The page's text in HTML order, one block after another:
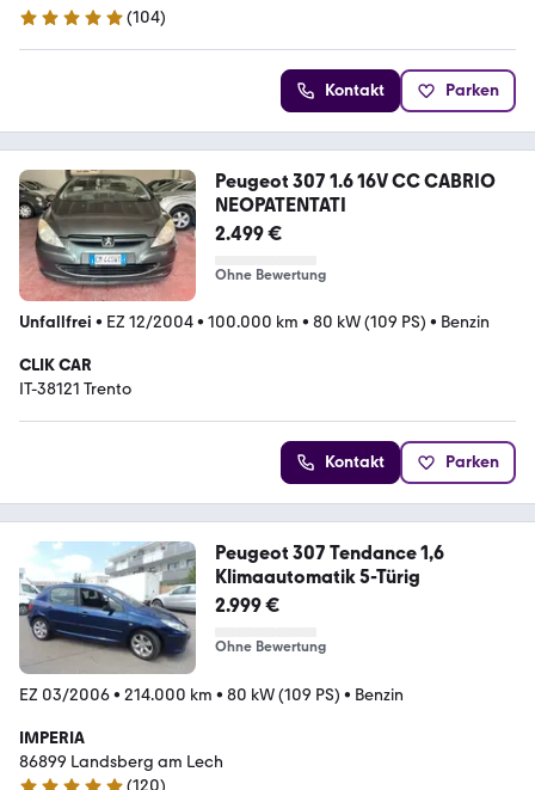
5 Sterne
(104)
Kontakt Parken
Peugeot 307 1.6 16V CC CABRIO
NEOPATENTATI
2.499 €
Ohne Bewertung
Unfallfrei • EZ 12/2004• 100.000 km • 80 kW (109 PS) • Benzin
CLIK CAR
IT-38121 Trento
Kontakt Parken
Peugeot 307 Tendance 1,6
Klimaautomatik 5-Türig
2.999 €
Ohne Bewertung
EZ 03/2006• 214.000 km • 80 kW (109 PS) • Benzin
IMPERIA
86899 Landsberg am Lech